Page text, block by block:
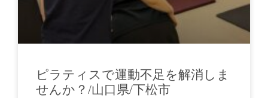
ピラティスで運動不足を解消しま
せんか？/山口県/下松市